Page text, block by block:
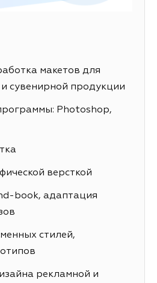
макетов для
сувенирной продукции
Photoshop,
версткой
book, адаптация
стилей,
рекламной и